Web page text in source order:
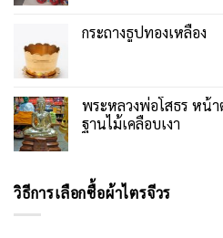
กระถางธูปทองเหลือง
พระหลวงพ่อโสธร หน้า
ฐานไม้เคลือบเงา
วิธีการเลือกซื้อผ้าไตรจีวร